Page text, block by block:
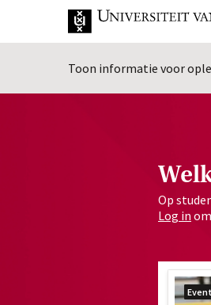
Toon informatie voor
Op
Log in
Event